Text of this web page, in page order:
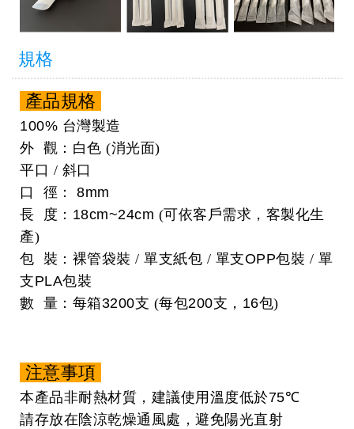
規格
產品規格
100% 台灣製造
外 觀：白色 (消光面)
平口 / 斜口
口 徑： 8mm
長 度： 18cm~24cm (可依客戶需求，客製化生
產)
包 裝：裸管袋裝 / 單支紙包 / 單支OPP包裝 / 單
支PLA包裝
數 量：每箱3200支 (每包200支， 16包)
注意事項
本產品非耐熱材質，建議使用溫度低於75℃
請存放在陰涼乾燥通風處，避免陽光直射